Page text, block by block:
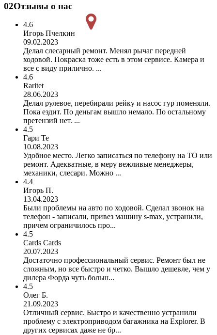
02Отзывы о нас
4.6
Игорь Пчелкин
09.02.2023
Делал слесарный ремонт. Менял рычаг передней
ходовой. Покраска тоже есть в этом сервисе. Камера и
все с виду прилично. ...
4.6
Raritet
28.06.2023
Делал рулевое, перебирали рейку и насос гур поменяли.
Пока ездит. По деньгам вышло немало. По остальному
претензий нет. ...
4.5
Гари Те
10.08.2023
Удобное место. Легко записаться по телефону на ТО или
ремонт. Адекватные, в меру вежливые менеджеры,
механики, слесари. Можно ...
4.4
Игорь П.
13.04.2023
Были проблемы на авто по ходовой. Сделал звонок на
телефон - записали, привез машину s-max, устранили,
причем ограничилось про...
4.5
Cards Cards
20.07.2023
Достаточно профессиональный сервис. Ремонт был не
сложным, но все быстро и четко. Вышло дешевле, чем у
дилера Форда чуть больш...
4.5
Олег Б.
21.09.2023
Отличный сервис. Быстро и качественно устранили
проблему с электроприводом багажника на Explorer. В
других сервисах даже не бр...